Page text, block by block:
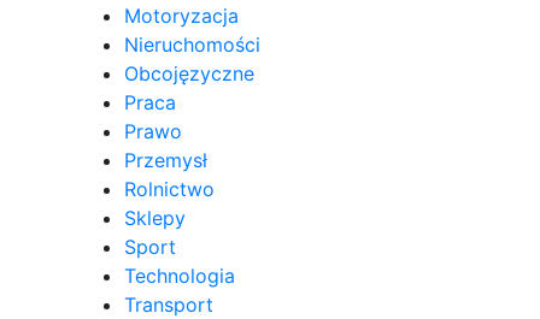
Motoryzacja
Nieruchomości
Obcojęzyczne
Praca
Prawo
Przemysł
Rolnictwo
Sklepy
Sport
Technologia
Transport